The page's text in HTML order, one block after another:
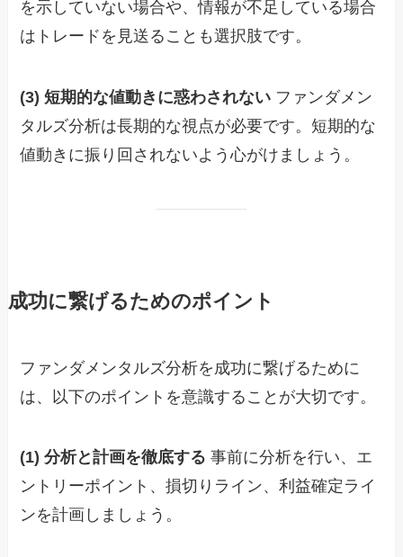
を示していない場合や、情報が不足している場合
はトレードを見送ることも選択肢です。
(3) 短期的な値動きに惑わされない ファンダメン
タルズ分析は長期的な視点が必要です。短期的な
値動きに振り回されないよう心がけましょう。
成功に繋げるためのポイント
ファンダメンタルズ分析を成功に繋げるために
は、以下のポイントを意識することが大切です。
(1) 分析と計画を徹底する 事前に分析を行い、エ
ントリーポイント、損切りライン、利益確定ライ
ンを計画しましょう。